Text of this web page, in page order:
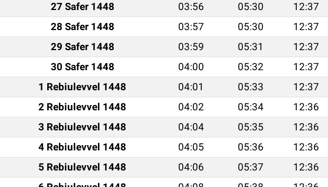
27 Safer 1448 03:56 05:30 12:37
28 Safer 1448 03:57 05:30 12:37
29 Safer 1448 03:59 05:31 12:37
30 Safer 1448 04:00 05:32 12:37
1 Rebiulevvel 1448 04:01 05:33 12:37
2 Rebiulevvel 1448 04:02 05:34 12:36
3 Rebiulevvel 1448 04:04 05:35 12:36
4 Rebiulevvel 1448 04:05 05:36 12:36
5 Rebiulevvel 1448 04:06 05:37 12:36